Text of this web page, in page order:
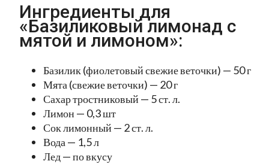
Ингредиенты для
«Базиликовый лимонад с
мятой и лимоном»:
Базилик (фиолетовый свежие веточки) — 50 г
Мята (свежие веточки) — 20 г
Сахар тростниковый — 5 ст. л.
Лимон — 0,3 шт
Сок лимонный — 2 ст. л.
Вода — 1,5 л
Лед — по вкусу